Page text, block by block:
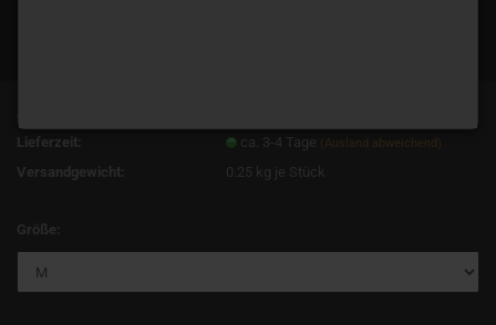
Lieferzeit:
ca. 3-4 Tage (Ausland abweichend)
Versandgewicht: 0.25 kg je Stück
Größe: